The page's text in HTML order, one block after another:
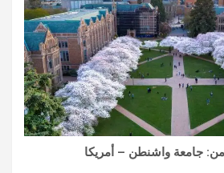
جامعة واشنطن – أمريكا